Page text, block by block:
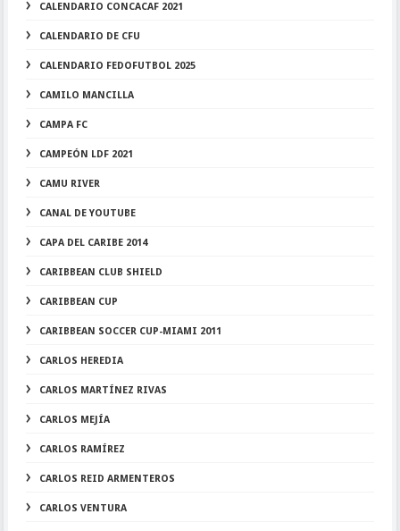
CALENDARIO CONCACAF 2021
CALENDARIO DE CFU
CALENDARIO FEDOFUTBOL 2025
CAMILO MANCILLA
CAMPA FC
CAMPEÓN LDF 2021
CAMU RIVER
CANAL DE YOUTUBE
CAPA DEL CARIBE 2014
CARIBBEAN CLUB SHIELD
CARIBBEAN CUP
CARIBBEAN SOCCER CUP-MIAMI 2011
CARLOS HEREDIA
CARLOS MARTÍNEZ RIVAS
CARLOS MEJÍA
CARLOS RAMÍREZ
CARLOS REID ARMENTEROS
CARLOS VENTURA